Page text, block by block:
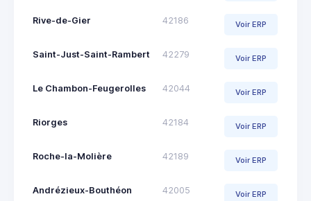
Rive-de-Gier 42186 Voir ERP
Saint-Just-Saint-Rambert 42279 Voir ERP
Le Chambon-Feugerolles 42044 Voir ERP
Riorges 42184 Voir ERP
Roche-la-Molière 42189 Voir ERP
Andrézieux-Bouthéon 42005 Voir ERP